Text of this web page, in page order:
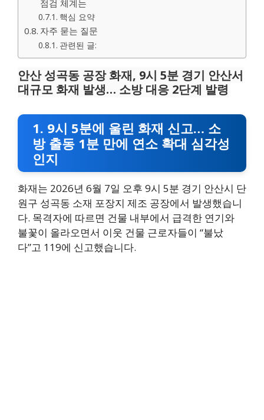
점검 체계는
핵심 요약
자주 묻는 질문
관련된 글:
안산 성곡동 공장 화재, 9시 5분 경기 안산서
대규모 화재 발생… 소방 대응 2단계 발령
1. 9시 5분에 울린 화재 신고… 소
방 출동 1분 만에 연소 확대 심각성
인지
화재는 2026년 6월 7일 오후 9시 5분 경기 안산시 단
원구 성곡동 소재 포장지 제조 공장에서 발생했습니
다. 목격자에 따르면 건물 내부에서 급격한 연기와
불꽃이 올라오면서 이웃 건물 근로자들이 “불났
다”고 119에 신고했습니다.